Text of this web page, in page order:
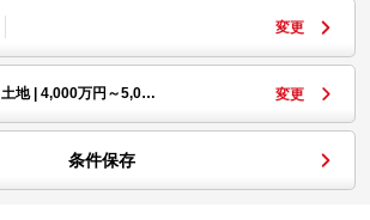
変更
土地 | 4,000万円～5,0… 変更
条件保存